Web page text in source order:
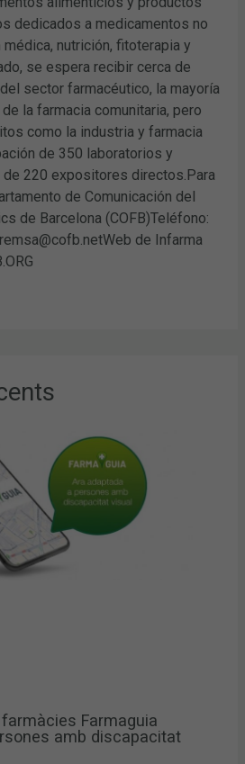
dedicados a medicamentos no
nutrición, fitoterapia y
se espera recibir cerca de
sector farmacéutico, la mayoría
la farmacia comunitaria, pero
como la industria y farmacia
de 350 laboratorios y
220 expositores directos.Para
de Comunicación del
de Barcelona (COFB)Teléfono:
de Infarma
Farmaguia
amb discapacitat